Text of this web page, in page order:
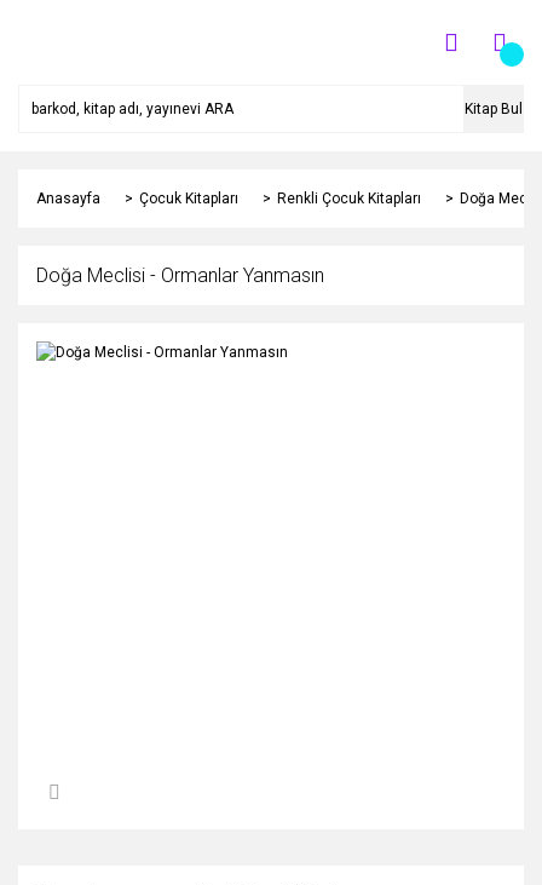
Kitap Bul
Anasayfa Çocuk Kitapları Renkli Çocuk Kitapları Doğa
Doğa Meclisi - Ormanlar Yanmasın